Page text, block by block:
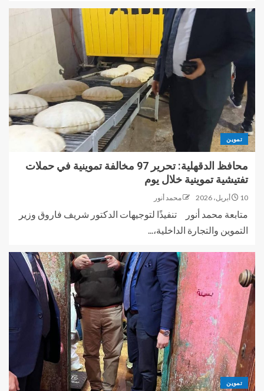
تموين
محافظ الدقهلية: تحرير 97 مخالفة تموينية في حملات
تفتيشية تموينية خلال يوم
10 أبريل، 2026 محمد أنور
متابعة محمد أنور تنفيذًا لتوجيهات الدكتور شريف فاروق وزير
التموين والتجارة الداخلية،...
تموين